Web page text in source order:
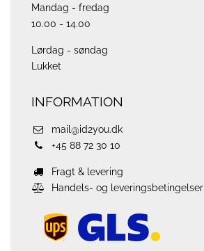
Mandag - fredag
10.00 - 14.00
Lørdag - søndag
Lukket
INFORMATION
mail@id2you.dk
+45 88 72 30 10
Fragt & levering
Handels- og leveringsbetingelser
ups
logo